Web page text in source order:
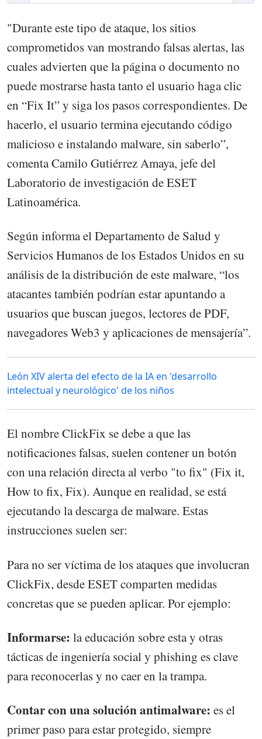
"Durante este tipo de ataque, los sitios
comprometidos van mostrando falsas alertas, las
cuales advierten que la página o documento no
puede mostrarse hasta tanto el usuario haga clic
en “Fix It” y siga los pasos correspondientes. De
hacerlo, el usuario termina ejecutando código
malicioso e instalando malware, sin saberlo”,
comenta Camilo Gutiérrez Amaya, jefe del
Laboratorio de investigación de ESET
Latinoamérica.
Según informa el Departamento de Salud y
Servicios Humanos de los Estados Unidos en su
análisis de la distribución de este malware, “los
atacantes también podrían estar apuntando a
usuarios que buscan juegos, lectores de PDF,
navegadores Web3 y aplicaciones de mensajería”.
León XIV alerta del efecto de la IA en 'desarrollo
intelectual y neurológico' de los niños
El nombre ClickFix se debe a que las
notificaciones falsas, suelen contener un botón
con una relación directa al verbo "to fix" (Fix it,
How to fix, Fix). Aunque en realidad, se está
ejecutando la descarga de malware. Estas
instrucciones suelen ser:
Para no ser víctima de los ataques que involucran
ClickFix, desde ESET comparten medidas
concretas que se pueden aplicar. Por ejemplo:
Informarse: la educación sobre esta y otras
tácticas de ingeniería social y phishing es clave
para reconocerlas y no caer en la trampa.
Contar con una solución antimalware: es el
primer paso para estar protegido, siempre